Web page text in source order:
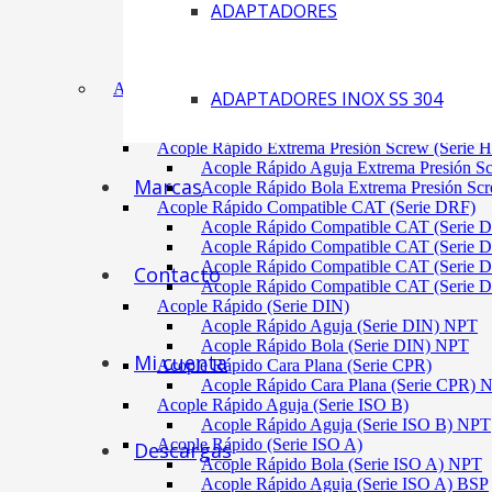
ADAPTADORES
ADAPTADORES INOX SS 304
Marcas
Contacto
Mi cuenta
Descargas
Acoplamiento Tipo Neumático Fenaflex (TYRE)
ACÓPLES RÁPIDOS
Acople Rápido Aguja Extrema Presión (Serie
Acople Rápido Extrema Presión Screw (Serie
Acople Rápido Aguja Extrema Presión
Acople Rápido Bola Extrema Presión
Acople Rápido Compatible CAT (Serie DRF)
Acople Rápido Compatible CAT (Serie
Acople Rápido Compatible CAT (Serie
Acople Rápido Compatible CAT (Serie
Acople Rápido Compatible CAT (Serie
Acople Rápido (Serie DIN)
Acople Rápido Aguja (Serie DIN) NPT
Acople Rápido Bola (Serie DIN) NPT
Acople Rápido Cara Plana (Serie CPR)
Acople Rápido Cara Plana (Serie CPR)
Acople Rápido Aguja (Serie ISO B)
Acople Rápido Aguja (Serie ISO B) NPT
Acople Rápido (Serie ISO A)
Acople Rápido Bola (Serie ISO A) NPT
Acople Rápido Aguja (Serie ISO A) BSP